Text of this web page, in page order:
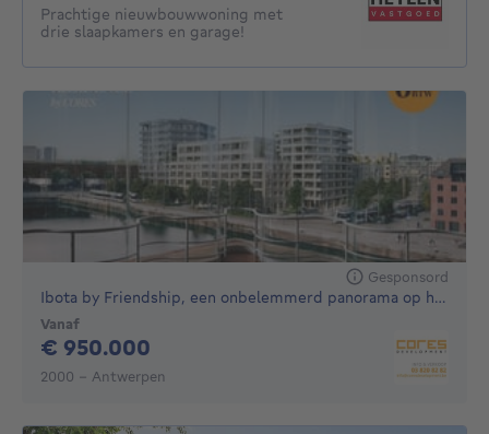
Prachtige nieuwbouwwoning met
drie slaapkamers en garage!
Gesponsord
Ibota by Friendship, een onbelemmerd panorama op het MAS
Vanaf
€ 950.000
2000 - Antwerpen